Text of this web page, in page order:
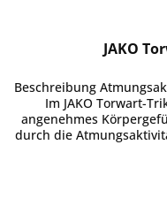
JAKO
Beschreibung
Im JAKO Torwart-
angenehmes
durch die